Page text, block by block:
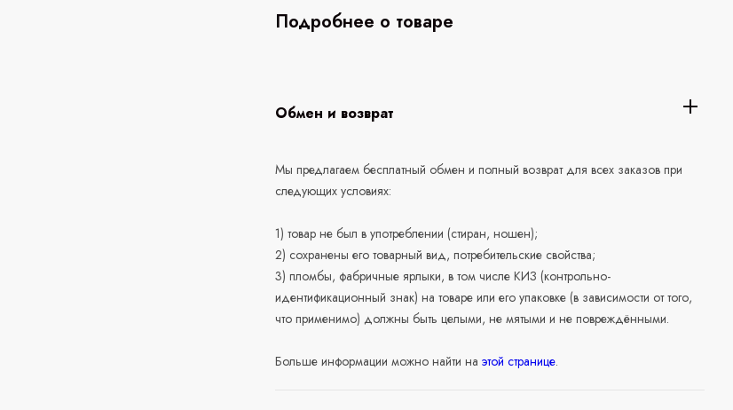
Подробнее о товаре
Обмен и возврат
Мы предлагаем бесплатный обмен и полный возврат для всех заказов при
следующих условиях:
1) товар не был в употреблении (стиран, ношен);
2) сохранены его товарный вид, потребительские свойства;
3) пломбы, фабричные ярлыки, в том числе КИЗ (контрольно-
идентификационный знак) на товаре или его упаковке (в зависимости от того,
что применимо) должны быть целыми, не мятыми и не повреждёнными.
Больше информации можно найти наэтой странице.